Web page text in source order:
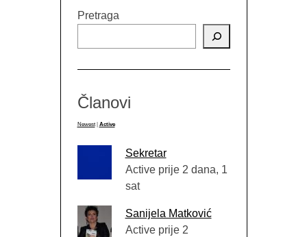
Pretraga
Članovi
Newest Active
Sekretar
Active prije 2 dana, 1
sat
Sanijela Matković
Active prije 2